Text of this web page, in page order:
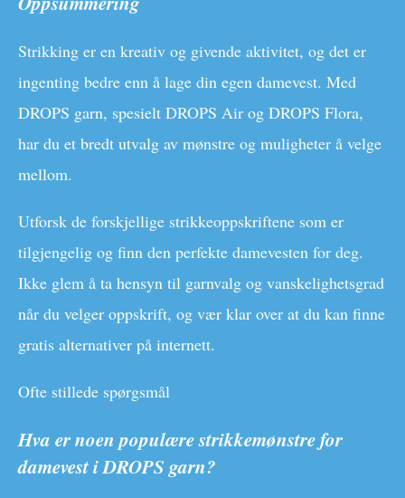
Strikking er en kreativ og givende aktivitet, og det er
ingenting bedre enn å lage din egen damevest. Med
DROPS garn, spesielt DROPS Air og DROPS Flora,
har du et bredt utvalg av mønstre og muligheter å velge
mellom.
Utforsk de forskjellige strikkeoppskriftene som er
tilgjengelig og finn den perfekte damevesten for deg.
Ikke glem å ta hensyn til garnvalg og vanskelighetsgrad
når du velger oppskrift, og vær klar over at du kan finne
gratis alternativer på internett.
Ofte stillede spørgsmål
Hva er noen populære strikkemønstre for
damevest i DROPS garn?